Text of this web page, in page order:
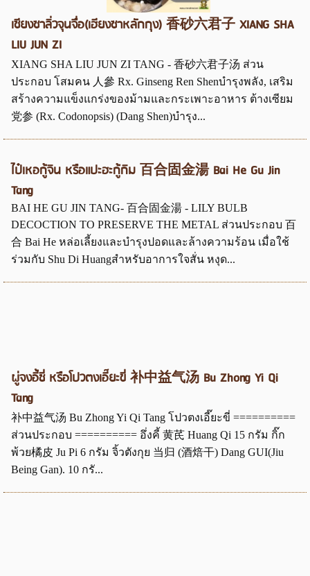
เซียงซาลิ่วจุนจื่อ(เฮียงซาหลักกุง) 香砂六君子 XIANG SHA
LIU JUN ZI
XIANG SHA LIU JUN ZI TANG - 香砂六君子汤 ส่วน
ประกอบ โสมคน 人參 Rx. Ginseng Ren Shenบำรุงพลัง, เสริม
สร้างความแข็งแกร่งของม้ามและกระเพาะอาหาร ต้างเซียม
党参 (Rx. Codonopsis) (Dang Shen)บำรุง...
ไป๋เหอกู้จิน หรือแปะฮะกู้กิม 百合固金湯 Bai He Gu Jin
Tang
BAI HE GU JIN TANG- 百合固金湯 - LILY BULB
DECOCTION TO PRESERVE THE METAL ส่วนประกอบ 百
合 Bai He หล่อเลี้ยงและบำรุงปอดและล้างความร้อน เมื่อใช้
ร่วมกับ Shu Di Huangสำหรับอาการใจสั่น หงุด...
ผู่จงอี้ชี่ หรือโปวตงเอี๊ยะขี่ 补中益气汤 Bu Zhong Yi Qi
Tang
补中益气汤 Bu Zhong Yi Qi Tang โปวตงเอี๊ยะขี่ ==========
ส่วนประกอบ ========== อึ่งคี้ 黄芪 Huang Qi 15 กรัม กิ๊ก
พ้วย橘皮 Ju Pi 6 กรัม จิ้วตังกุย 当归 (酒焙干) Dang GUI(Jiu
Being Gan). 10 กรั...